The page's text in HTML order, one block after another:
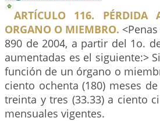
ARTÍCULO 116.
ORGANO O MIEMBRO.
890 de 2004, a partir del 1o.
aumentadas es el siguiente:>
función de un órgano o
ciento ochenta (180) meses
treinta y tres (33.33) a ciento
mensuales vigentes.